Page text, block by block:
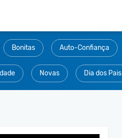
Bonitas Auto-Confiança
Novas Dia dos Pais